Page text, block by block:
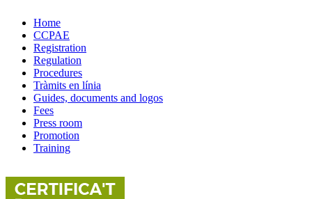
Home
CCPAE
Registration
Regulation
Procedures
Tràmits en línia
Guides, documents and logos
Fees
Press room
Promotion
Training